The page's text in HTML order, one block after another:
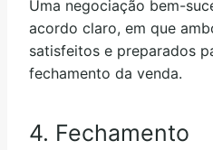
Uma negociação bem-
acordo claro, em que
satisfeitos e preparados
fechamento da venda.
4. Fechamento